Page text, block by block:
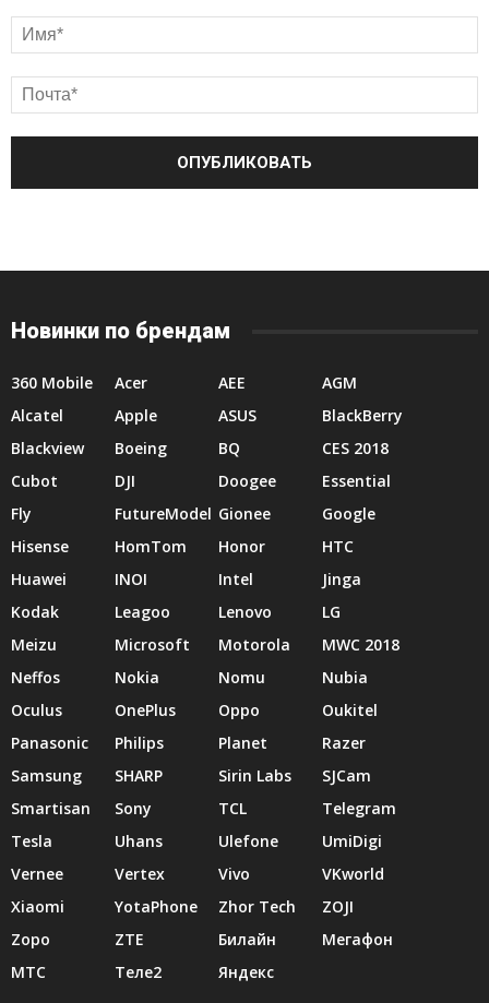
Новинки по брендам
360 Mobile Acer AEE
AGM
Alcatel
Apple ASUS
BlackBerry
Blackview
Boeing BQ
CES 2018
Cubot
DJI Doogee
Essential
Fly
FutureModel Gionee
Google
Hisense
HomTom Honor
HTC
Huawei
INOI Intel
Jinga
Kodak
Leagoo Lenovo
LG
Meizu
Microsoft Motorola
MWC 2018
Neffos
Nokia Nomu
Nubia
Oculus
OnePlus Oppo
Oukitel
Panasonic
Philips Planet
Razer
Samsung
SHARP Sirin Labs
SJCam
Smartisan
Sony TCL
Telegram
Tesla
Uhans Ulefone
UmiDigi
Vernee
Vertex Vivo
VKworld
Xiaomi
YotaPhone Zhor Tech
ZOJI
Zopo
ZTE Билайн
Мегафон
МТС
Теле2 Яндекс